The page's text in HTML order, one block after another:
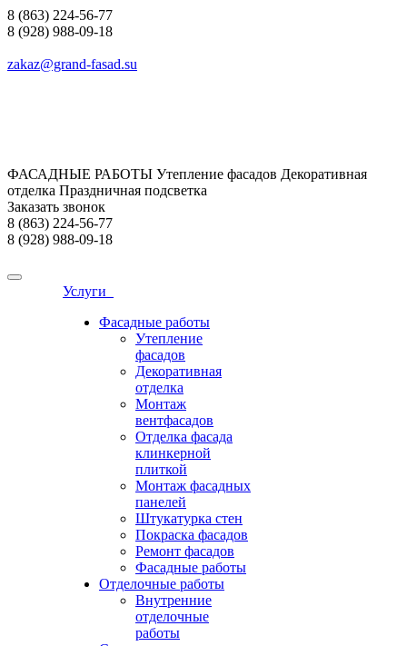
8 (863) 224-56-77
8 (928) 988-09-18
zakaz@grand-fasad.su
ФАСАДНЫЕ РАБОТЫ Утепление фасадов Декоративная
отделка Праздничная подсветка
Заказать звонок
8 (863) 224-56-77
8 (928) 988-09-18
Услуги
Фасадные работы
Утепление
фасадов
Декоративная
отделка
Монтаж
вентфасадов
Отделка фасада
клинкерной
плиткой
Монтаж фасадных
панелей
Штукатурка стен
Покраска фасадов
Ремонт фасадов
Фасадные работы
Отделочные работы
Внутренние
отделочные
работы